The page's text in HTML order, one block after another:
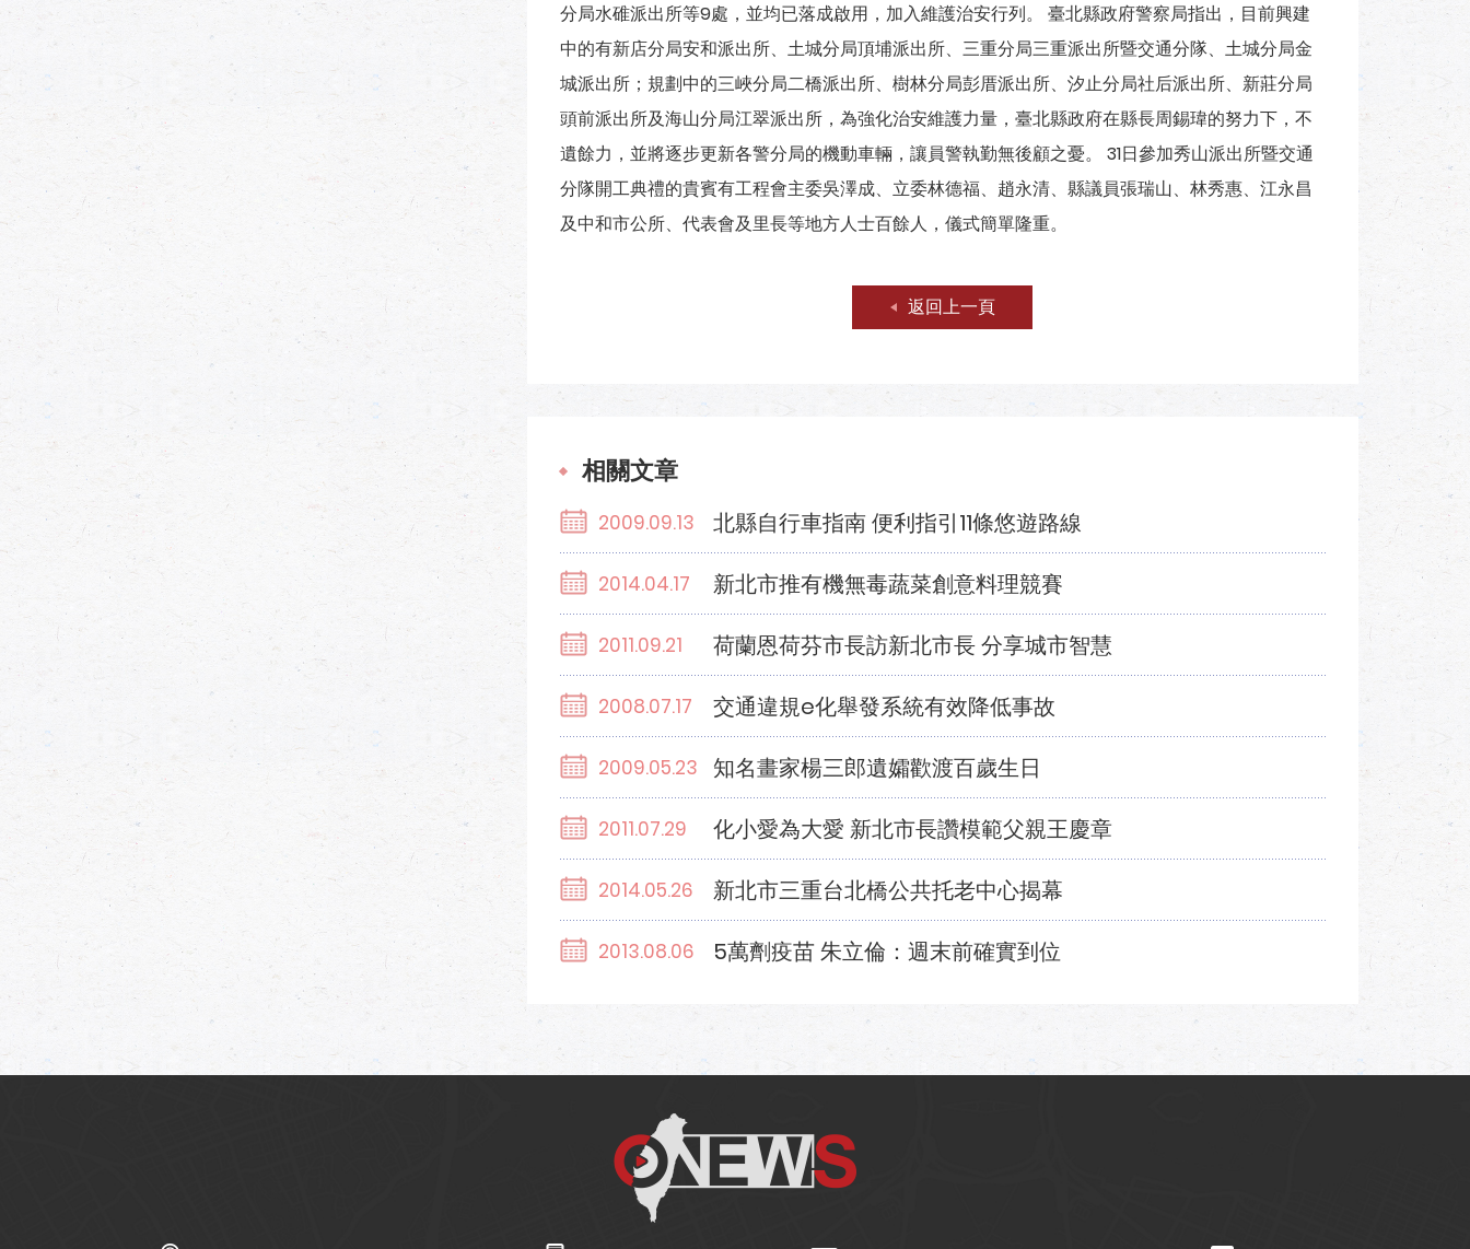
分局水碓派出所等9處，並均已落成啟用，加入維護治安行列。 臺北縣政府警察局指出，目前興建
中的有新店分局安和派出所、土城分局頂埔派出所、三重分局三重派出所暨交通分隊、土城分局金
城派出所；規劃中的三峽分局二橋派出所、樹林分局彭厝派出所、汐止分局社后派出所、新莊分局
頭前派出所及海山分局江翠派出所，為強化治安維護力量，臺北縣政府在縣長周錫瑋的努力下，不
遺餘力，並將逐步更新各警分局的機動車輛，讓員警執勤無後顧之憂。 31日參加秀山派出所暨交通
分隊開工典禮的貴賓有工程會主委吳澤成、立委林德福、趙永清、縣議員張瑞山、林秀惠、江永昌
及中和市公所、代表會及里長等地方人士百餘人，儀式簡單隆重。
返回上一頁
相關文章
2009.09.13 北縣自行車指南 便利指引11條悠遊路線
2014.04.17 新北市推有機無毒蔬菜創意料理競賽
2011.09.21 荷蘭恩荷芬市長訪新北市長 分享城市智慧
2008.07.17 交通違規e化舉發系統有效降低事故
2009.05.23 知名畫家楊三郎遺孀歡渡百歲生日
2011.07.29 化小愛為大愛 新北市長讚模範父親王慶章
2014.05.26 新北市三重台北橋公共托老中心揭幕
2013.08.06 5萬劑疫苗 朱立倫：週末前確實到位